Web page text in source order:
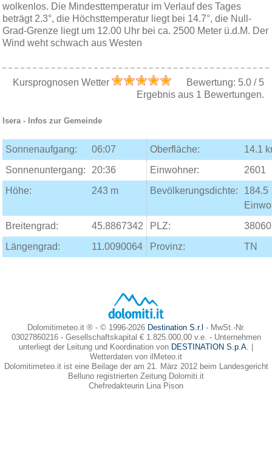
wolkenlos. Die Mindesttemperatur im Verlauf des Tages
beträgt 2.3°, die Höchsttemperatur liegt bei 14.7°, die Null-
Grad-Grenze liegt um 12.00 Uhr bei ca. 2500 Meter ü.d.M. Der
Wind weht schwach aus Westen
Kursprognosen Wetter Bewertung: 5.0/ 5
Ergebnis aus 1 Bewertungen.
Isera- Infos zur Gemeinde
Sonnenaufgang: 06:07 Oberfläche:
14.1
Sonnenuntergang:
20:36 Einwohner:
2601
Höhe:
243 m Bevölkerungsdichte:
184.5
Breitengrad:
45.8867342 PLZ:
38060
Längengrad:
11.0090064 Provinz: TN
Dolomitimeteo.it ® - © 1996-2026 Destination S.r.l - MwSt.-Nr.
03027860216 - Gesellschaftskapital € 1.825.000,00 v.e. - Unternehmen
unterliegt der Leitung und Koordination von DESTINATION S.p.A.
Wetterdaten von ilMeteo.it
Dolomitimeteo.it ist eine Beilage der am 21. März 2012 beim Landesgericht
Belluno registrierten Zeitung Dolomiti.it
Chefredakteurin Lina Pison